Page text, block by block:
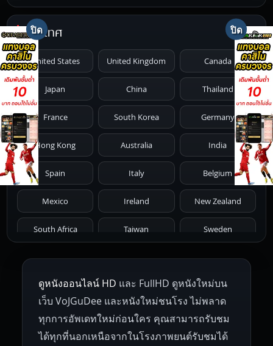
1996 1995 1994 1993 1992
1991 1987
1986 1985 1984 1983 1982
1981 1980 1979 1978 1977
1976 1975 1974 1973 1972
1971 1970 1969 1968 1967
1966 1965 1964 1963 1962
1959 1955
1945 1942 1941 1940 1939
1937 1930
ประเทศ
United States United Kingdom Canada
Japan China Thailand
France South Korea Germany
Hong Kong Australia India
Spain Italy Belgium
Mexico Ireland New Zealand
South Africa Taiwan Sweden
Netherlands Russia Poland
Hungary Denmark Bulgaria
Czech Republic Brazil Turkey
ดูหนังออนไลน์ HD และ FullHD ดูหนังใหม่บน
เว็บ VoJGuDee และหนังใหม่ชนโรง ไม่พลาด
ทุกการอัพเดทใหม่ก่อนใคร คุณสามารถรับชม
ได้ทุกที่นอกเหนือจากในโรงภาพยนต์รับชมได้